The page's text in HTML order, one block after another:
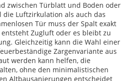
zwischen Türblatt und Boden oder
die Luftzirkulation als auch das
Tür muss der Spalt exakt
Zugluft oder es bleibt zu
Gleichzeitig kann die Wahl einer
Zargenvariante aus
werden kann helfen, die
ohne den minimalistischen
Altbausanierungen entscheidet